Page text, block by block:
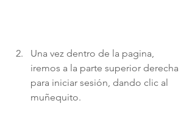
Una vez dentro de la pagina,
iremos a la parte superior derecha
para iniciar sesión, dando clic al
muñequito.